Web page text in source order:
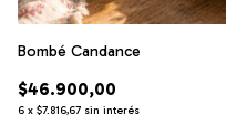
Bombé Candance
$46.900,00
6 x $7.816,67 sin interés